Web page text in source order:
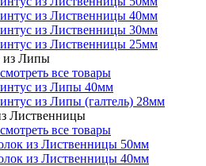
из Лиственницы 40мм
из Лиственницы 30мм
из Лиственницы 25мм
из Липы
все товары
из Липы 40мм
из Липы (галтель) 28мм
Лиственницы
все товары
из Лиственницы 50мм
из Лиственницы 40мм